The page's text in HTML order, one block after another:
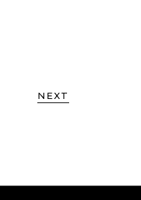
NEXT